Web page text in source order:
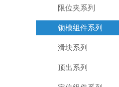
限位夹系列
锁模组件系列
滑块系列
顶出系列